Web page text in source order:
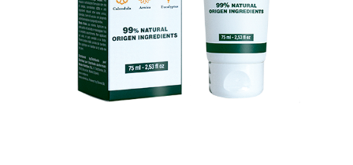
Alimentación
Apiterapia y productos de la colmena